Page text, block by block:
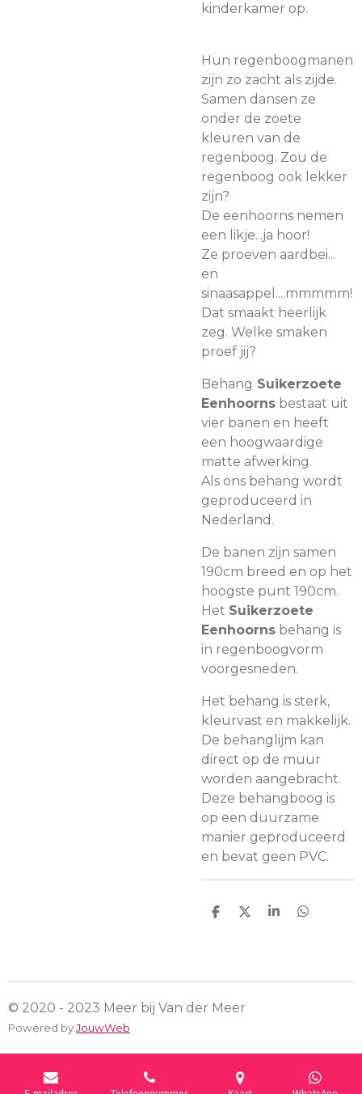
kinderkamer op.
Hun regenboogmanen
zijn zo zacht als zijde.
Samen dansen ze
onder de zoete
kleuren van de
regenboog. Zou de
regenboog ook lekker
zijn?
De eenhoorns nemen
een likje...ja hoor!
Ze proeven aardbei...
en
sinaasappel....mmmmm!
Dat smaakt heerlijk
zeg. Welke smaken
proef jij?
Behang Suikerzoete
Eenhoorns bestaat uit
vier banen en heeft
een hoogwaardige
matte afwerking.
Als ons behang wordt
geproduceerd in
Nederland.
De banen zijn samen
190cm breed en op het
hoogste punt 190cm.
Het Suikerzoete
Eenhoorns behang is
in regenboogvorm
voorgesneden.
Het behang is sterk,
kleurvast en makkelijk.
De behanglijm kan
direct op de muur
worden aangebracht.
Deze behangboog is
op een duurzame
manier geproduceerd
en bevat geen PVC.
D
D
S
D
© 2020 - 2023 Meer bij Van der Meer
Powered byJouwWeb